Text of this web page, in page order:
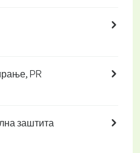
PR
заштита